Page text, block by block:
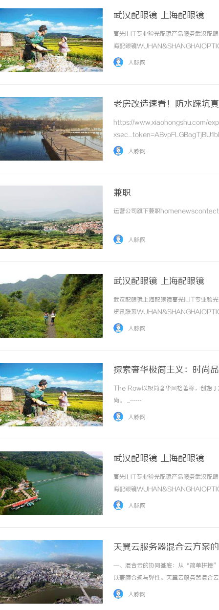
武汉配眼镜 上海配眼镜
暮光ILIT专业验光配镜产品服务武汉配
海配眼镜
品牌，现于武汉与上海设有4家门店。
人脉网
老房改造速看！防水踩坑
https://www.xiaohongshu.com/
还没刷到过“老房改造渗水到楼下，被
人脉网
兼职
运营公司旗下兼职
人脉网
武汉配眼镜 上海配眼镜
武汉配眼镜上海配眼镜暮光ILIT专业验
资讯联系
品牌，现于武汉与上海设有4家门店。
人脉网
探索奢华极简主义：时尚
The Row以极简奢华风格著称，创始
尚。 ...……
人脉网
武汉配眼镜 上海配眼镜
暮光ILIT专业验光配镜产品服务武汉配
海配眼镜
品牌，现于武汉与上海设有4家门店。
人脉网
天翼云服务器混合云方案
弹性扩展的平衡难题
一、混合云的协同基底：从“简单拼接
以兼顾合规与弹性。天翼云服务器混合
一，其核心是通过技术设计让专属云
人脉网
商标买卖：：如何把握机遇与规避风险